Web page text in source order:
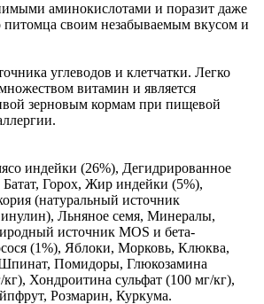
аминокислотами и поразит даже
питомца своим незабываемым вкусом и
углеводов и клетчатки. Легко
витамин и является
зерновым кормам при пищевой
индейки (26%), Дегидрированное
Горох, Жир индейки (5%),
(натуральный источник
Льняное семя, Минералы,
источник MOS и бета-
(1%), Яблоки, Морковь, Клюква,
Помидоры, Глюкозамина
Хондроитина сульфат (100 мг/кг),
Розмарин, Куркума.